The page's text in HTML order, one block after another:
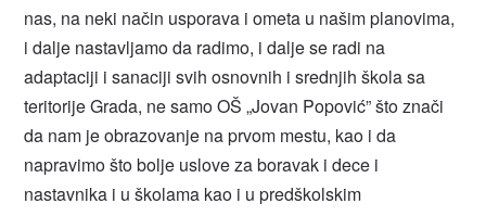
nas, na neki način usporava i ometa u našim planovima,
i dalje nastavljamo da radimo, i dalje se radi na
adaptaciji i sanaciji svih osnovnih i srednjih škola sa
teritorije Grada, ne samo OŠ „Jovan Popović” što znači
da nam je obrazovanje na prvom mestu, kao i da
napravimo što bolje uslove za boravak i dece i
nastavnika i u školama kao i u predškolskim